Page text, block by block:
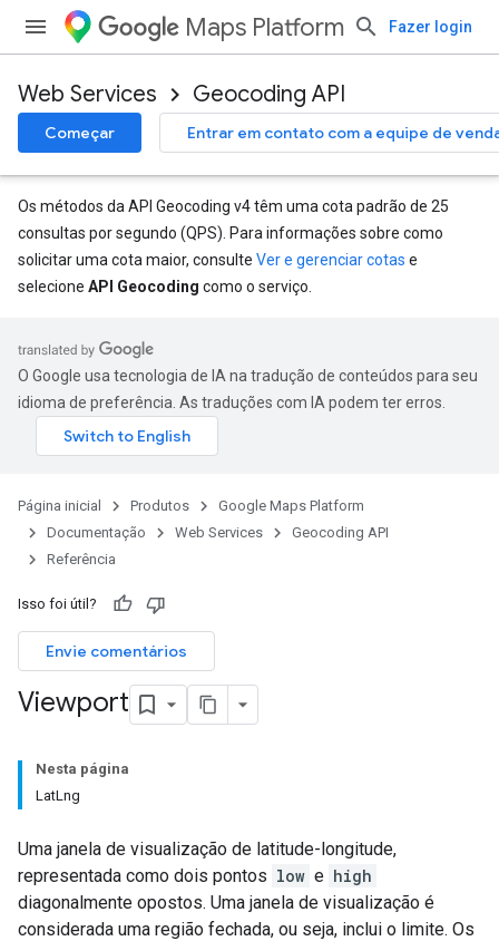
Maps Platform Fazer login
Web Services Geocoding API
Começar Entrar em contato com a equipe de
Os métodos da API Geocoding v4 têm uma cota padrão de 25
consultas por segundo (QPS). Para informações sobre como
solicitar uma cota maior, consulte Ver e gerenciar cotas e
selecione API Geocoding como o serviço.
O Google usa tecnologia de IA na tradução de conteúdos para seu
idioma de preferência. As traduções com IA podem ter erros.
Página inicial Produtos
Google Maps Platform
Documentação
Web Services
Geocoding API
Referência
Isso foi útil?
Envie comentários
Viewport
Nesta página
LatLng
Uma janela de visualização de latitude-longitude,
representada como dois pontos low e high
diagonalmente opostos. Uma janela de visualização é
considerada uma região fechada, ou seja, inclui o limite. Os